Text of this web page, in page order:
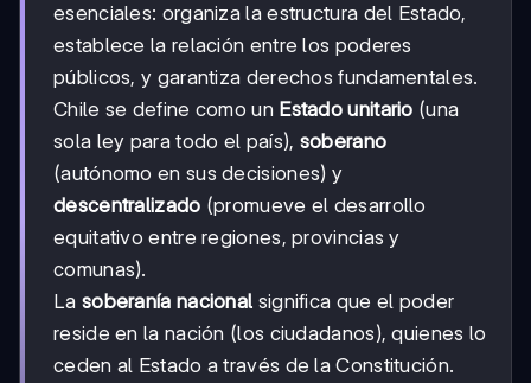
esenciales: organiza la estructura del Estado,
establece la relación entre los poderes
públicos, y garantiza derechos fundamentales.
Chile se define como un Estado unitario (una
sola ley para todo el país), soberano
(autónomo en sus decisiones) y
descentralizado (promueve el desarrollo
equitativo entre regiones, provincias y
comunas).
La soberanía nacional significa que el poder
reside en la nación (los ciudadanos), quienes lo
ceden al Estado a través de la Constitución.